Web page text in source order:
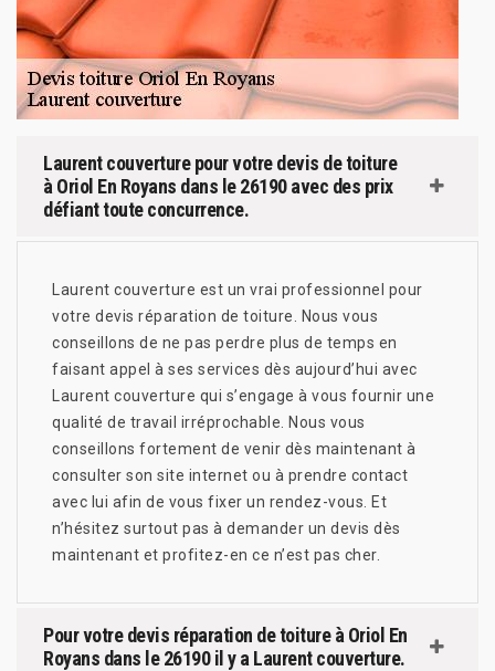
Laurent couverture pour votre devis de toiture
à Oriol En Royans dans le 26190 avec des prix
défiant toute concurrence.
Laurent couverture est un vrai professionnel pour
votre devis réparation de toiture. Nous vous
conseillons de ne pas perdre plus de temps en
faisant appel à ses services dès aujourd’hui avec
Laurent couverture qui s’engage à vous fournir une
qualité de travail irréprochable. Nous vous
conseillons fortement de venir dès maintenant à
consulter son site internet ou à prendre contact
avec lui afin de vous fixer un rendez-vous. Et
n’hésitez surtout pas à demander un devis dès
maintenant et profitez-en ce n’est pas cher.
Pour votre devis réparation de toiture à Oriol En
Royans dans le 26190 il y a Laurent couverture.